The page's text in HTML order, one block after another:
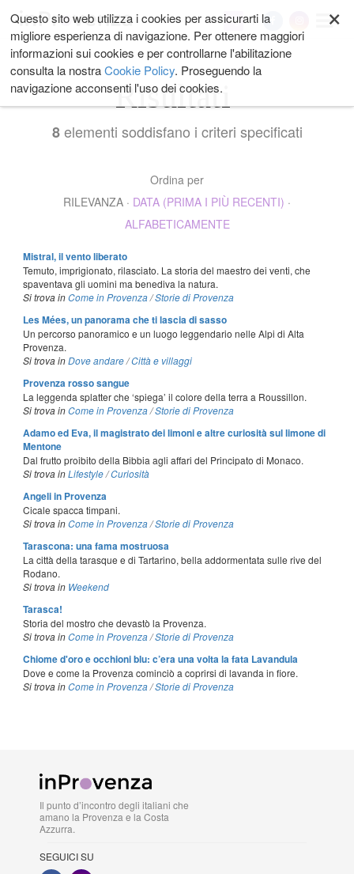
ai
contenuti.
|
Salta
alla
navigazione
My ×
Questo sito web utilizza i cookies per assicurarti la
migliore esperienza di navigazione. Per ottenere maggiori
informazioni sui cookies e per controllarne l'abilitazione
consulta la nostraCookie Policy. Proseguendo la
navigazione acconsenti l'uso dei cookies.
Risultati
8elementi soddisfano i criteri specificati
Ordina per
RILEVANZA · DATA (PRIMA I PIÙ RECENTI) ·
ALFABETICAMENTE
Mistral, il vento liberato
Temuto, imprigionato, rilasciato. La storia del maestro dei venti, che
spaventava gli uomini ma benediva la natura.
Si trova in Come in Provenza /Storie di Provenza
Les Mées, un panorama che ti lascia di sasso
Un percorso panoramico e un luogo leggendario nelle Alpi di Alta
Provenza.
Si trova in Dove andare /Città e villaggi
Provenza rosso sangue
La leggenda splatter che ‘spiega’ il colore della terra a Roussillon.
Si trova in Come in Provenza /Storie di Provenza
Adamo ed Eva, il magistrato dei limoni e altre curiosità sul limone di
Mentone
Dal frutto proibito della Bibbia agli affari del Principato di Monaco.
Si trova in Lifestyle /Curiosità
Angeli in Provenza
Cicale spacca timpani.
Si trova in Come in Provenza /Storie di Provenza
Tarascona: una fama mostruosa
La città della tarasque e di Tartarino, bella addormentata sulle rive del
Rodano.
Si trova in Weekend
Tarasca!
Storia del mostro che devastò la Provenza.
Si trova in Come in Provenza /Storie di Provenza
Chiome d'oro e occhioni blu: c’era una volta la fata Lavandula
Dove e come la Provenza cominciò a coprirsi di lavanda in fiore.
Si trova in Come in Provenza /Storie di Provenza
Il punto d’incontro degli italiani che
amano la Provenza e la Costa
Azzurra.
SEGUICI SU